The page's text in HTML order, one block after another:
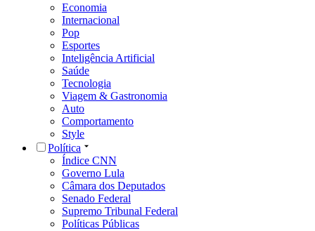
Economia
Internacional
Pop
Esportes
Inteligência Artificial
Saúde
Tecnologia
Viagem & Gastronomia
Auto
Comportamento
Style
Política
Índice CNN
Governo Lula
Câmara dos Deputados
Senado Federal
Supremo Tribunal Federal
Políticas Públicas